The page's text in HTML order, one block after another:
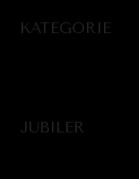
KATEGORIE
JUBILER